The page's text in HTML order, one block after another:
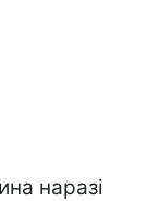
наразі